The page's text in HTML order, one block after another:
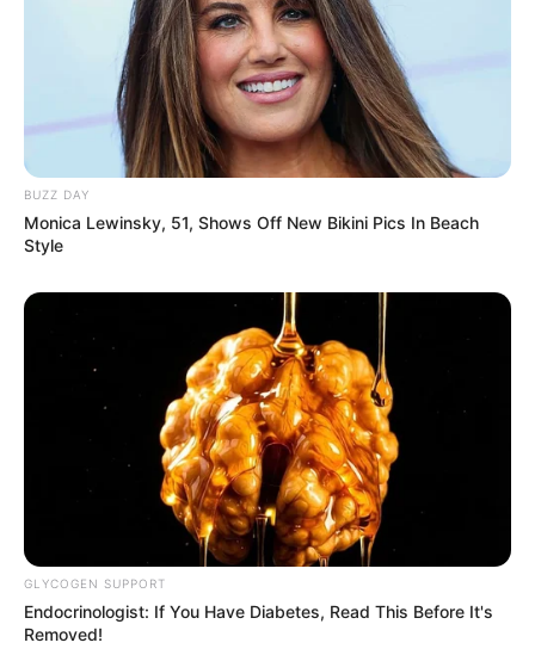
મોદીએ રાતે 12 વાગ્યે વીડિયો મેસેજ જાહેર કરીને
કહ્યું, પેપર લીક પર કડક નિર્ણય લેવાશે
2 weeks ago
Categories
Gujarat
India 2,164
521
International
Vadodara
Delhi
BUZZ DAY
Monica Lewinsky, 51, Shows Off New Bikini Pics In Beach
Style
GLYCOGEN SUPPORT
Endocrinologist: If You Have Diabetes, Read This Before It's
Removed!